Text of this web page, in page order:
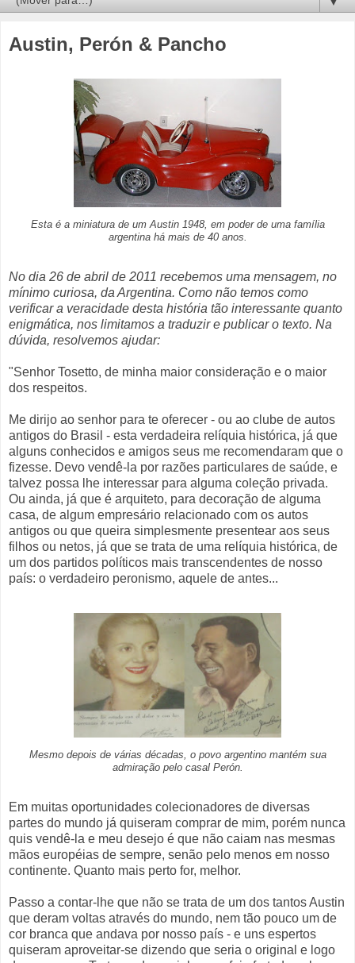
Austin, Perón & Pancho
Esta é a miniatura de um Austin 1948, em poder de uma família
argentina há mais de 40 anos.
No dia 26 de abril de 2011 recebemos uma mensagem, no
mínimo curiosa, da Argentina. Como não temos como
verificar a veracidade desta história tão interessante quanto
enigmática, nos limitamos a traduzir e publicar o texto. Na
dúvida, resolvemos ajudar:
"Senhor Tosetto, de minha maior consideração e o maior
dos respeitos.
Me dirijo ao senhor para te oferecer - ou ao clube de autos
antigos do Brasil - esta verdadeira relíquia histórica, já que
alguns conhecidos e amigos seus me recomendaram que o
fizesse. Devo vendê-la por razões particulares de saúde, e
talvez possa lhe interessar para alguma coleção privada.
Ou ainda, já que é arquiteto, para decoração de alguma
casa, de algum empresário relacionado com os autos
antigos ou que queira simplesmente presentear aos seus
filhos ou netos, já que se trata de uma relíquia histórica, de
um dos partidos políticos mais transcendentes de nosso
país: o verdadeiro peronismo, aquele de antes...
Mesmo depois de várias décadas, o povo argentino mantém sua
admiração pelo casal Perón.
Em muitas oportunidades colecionadores de diversas
partes do mundo já quiseram comprar de mim, porém nunca
quis vendê-la e meu desejo é que não caiam nas mesmas
mãos européias de sempre, senão pelo menos em nosso
continente. Quanto mais perto for, melhor.
Passo a contar-lhe que não se trata de um dos tantos Austin
que deram voltas através do mundo, nem tão pouco um de
cor branca que andava por nosso país - e uns espertos
quiseram aproveitar-se dizendo que seria o original e logo